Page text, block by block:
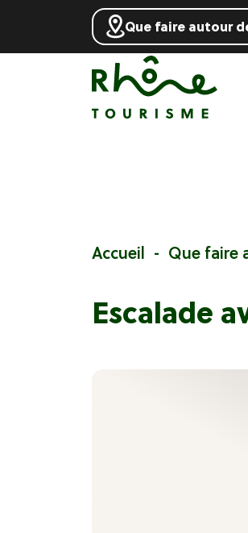
Que faire autour
Accueil Que faire
Escalade